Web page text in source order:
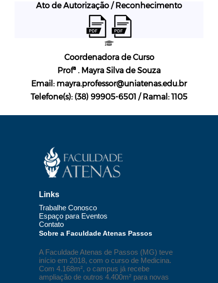
Ato de Autorização / Reconhecimento
Coordenadora de Curso
Profª . Mayra Silva de Souza
Email: mayra.professor@uniatenas.edu.br
Telefone(s): (38) 99905-6501 / Ramal: 1105
Links
Trabalhe Conosco
Espaço para Eventos
Contato
Sobre a Faculdade Atenas Passos
A Faculdade Atenas de Passos (MG) teve
início em 2018, com o curso de Medicina.
Com 4.168m², o campus já recebe
ampliação de outros 4.400m² para novas